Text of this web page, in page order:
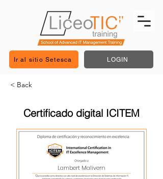
Ir al sitio Setesca LOGIN
< Back
Certificado digital ICITEM
Lambert Malivern